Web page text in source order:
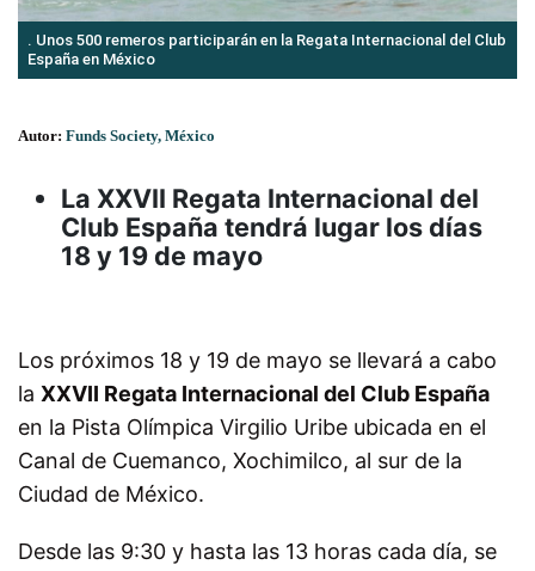
. Unos 500 remeros participarán en la Regata Internacional del Club
España en México
Autor: Funds Society, México
La XXVII Regata Internacional del
Club España tendrá lugar los días
18 y 19 de mayo
Los próximos 18 y 19 de mayo se llevará a cabo
la XXVII Regata Internacional del Club España
en la Pista Olímpica Virgilio Uribe ubicada en el
Canal de Cuemanco, Xochimilco, al sur de la
Ciudad de México.
Desde las 9:30 y hasta las 13 horas cada día, se